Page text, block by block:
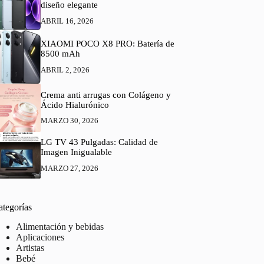
diseño elegante
ABRIL 16, 2026
XIAOMI POCO X8 PRO: Batería de
8500 mAh
ABRIL 2, 2026
Crema anti arrugas con Colágeno y
Ácido Hialurónico
MARZO 30, 2026
LG TV 43 Pulgadas: Calidad de
Imagen Inigualable
MARZO 27, 2026
Alimentación y bebidas
Aplicaciones
Artistas
Bebé